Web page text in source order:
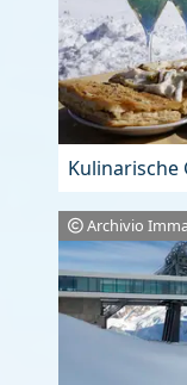
Kulinarische
Archivio